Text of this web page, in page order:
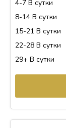
4-7 В сутки
8-14 В сутки
15-21 В сутки
22-28 В сутки
29+ В сутки